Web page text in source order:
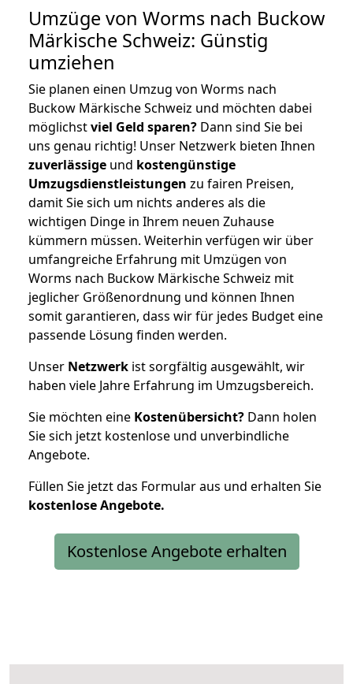
Umzüge von Worms nach Buckow
Märkische Schweiz: Günstig
umziehen
Sie planen einen Umzug von Worms nach
Buckow Märkische Schweiz und möchten dabei
möglichstviel Geld sparen? Dann sind Sie bei
uns genau richtig! Unser Netzwerk bieten Ihnen
zuverlässige und kostengünstige
Umzugsdienstleistungen zu fairen Preisen,
damit Sie sich um nichts anderes als die
wichtigen Dinge in Ihrem neuen Zuhause
kümmern müssen. Weiterhin verfügen wir über
umfangreiche Erfahrung mit Umzügen von
Worms nach Buckow Märkische Schweiz mit
jeglicher Größenordnung und können Ihnen
somit garantieren, dass wir für jedes Budget eine
passende Lösung finden werden.
Unser Netzwerk ist sorgfältig ausgewählt, wir
haben viele Jahre Erfahrung im Umzugsbereich.
Sie möchten eine Kostenübersicht? Dann holen
Sie sich jetzt kostenlose und unverbindliche
Angebote.
Füllen Sie jetzt das Formular aus und erhalten Sie
kostenloseAngebote.
Kostenlose Angebote erhalten